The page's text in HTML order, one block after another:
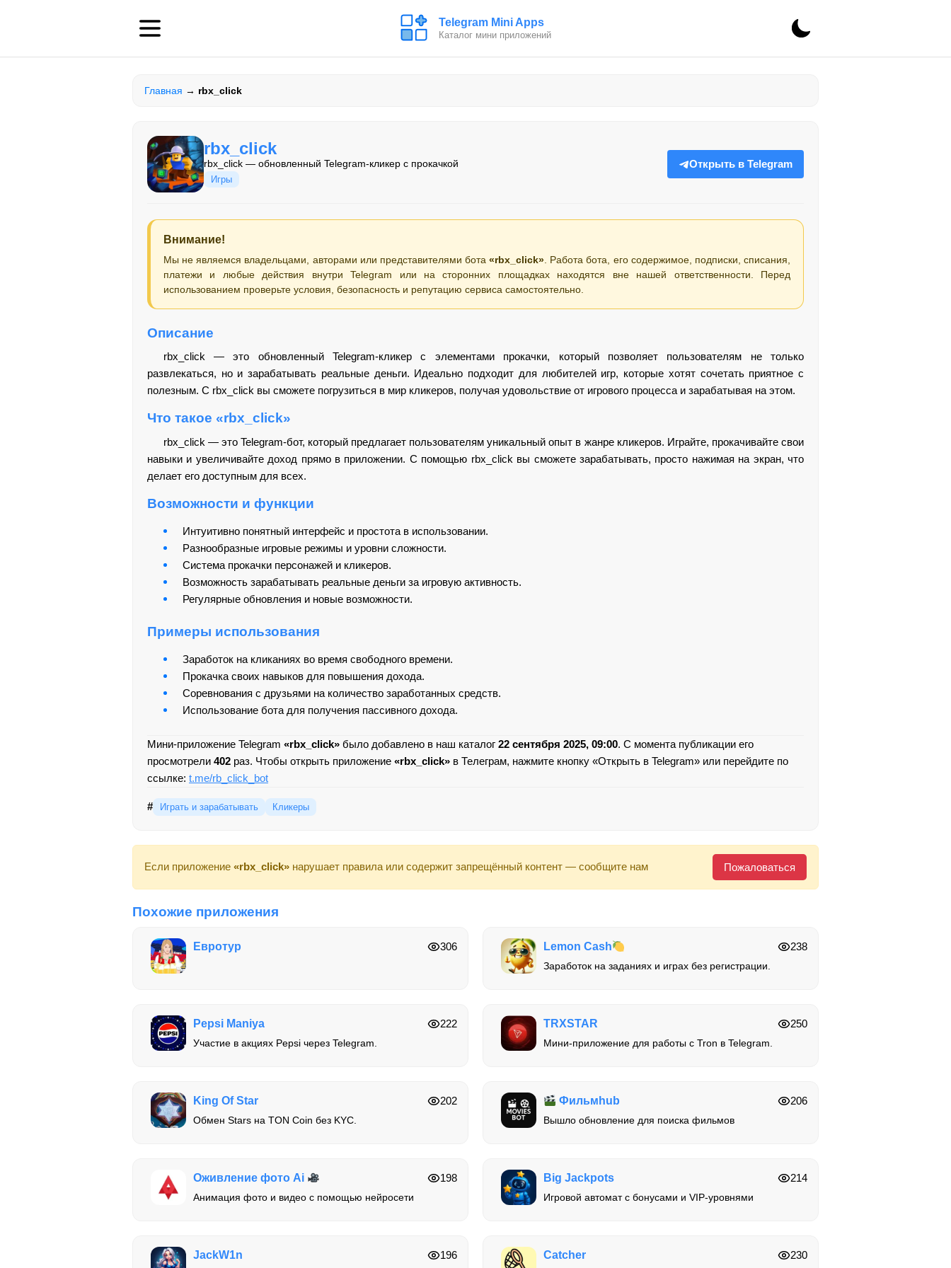
Telegram Mini Apps
Каталог мини приложений
Главная → rbx_click
rbx_click
rbx_click — обновленный Telegram-кликер с прокачкой
Игры
Открыть в Telegram
Внимание!
Мы не являемся владельцами, авторами или представителями бота«rbx_click» . Работа бота, его содержимое, подписки, списания,
платежи и любые действия внутри Telegram или на сторонних площадках находятся вне нашей ответственности. Перед
использованием проверьте условия, безопасность и репутацию сервиса самостоятельно.
Описание
rbx_click — это обновленный Telegram-кликер с элементами прокачки, который позволяет пользователям не только
развлекаться, но и зарабатывать реальные деньги. Идеально подходит для любителей игр, которые хотят сочетать приятное с
полезным. С rbx_click вы сможете погрузиться в мир кликеров, получая удовольствие от игрового процесса и зарабатывая на этом.
Что такое «rbx_click»
rbx_click — это Telegram-бот, который предлагает пользователям уникальный опыт в жанре кликеров. Играйте, прокачивайте свои
навыки и увеличивайте доход прямо в приложении. С помощью rbx_click вы сможете зарабатывать, просто нажимая на экран, что
делает его доступным для всех.
Возможности и функции
Интуитивно понятный интерфейс и простота в использовании.
Разнообразные игровые режимы и уровни сложности.
Система прокачки персонажей и кликеров.
Возможность зарабатывать реальные деньги за игровую активность.
Регулярные обновления и новые возможности.
Примеры использования
Заработок на кликаниях во время свободного времени.
Прокачка своих навыков для повышения дохода.
Соревнования с друзьями на количество заработанных средств.
Использование бота для получения пассивного дохода.
Мини-приложение Telegram «rbx_click» было добавлено в наш каталог 22 сентября 2025, 09:00. С момента публикации его
просмотрели 402 раз. Чтобы открыть приложение «rbx_click» в Телеграм, нажмите кнопку «Открыть в Telegram» или перейдите по
ссылке: t.me/rb_click_bot
# Играть и зарабатывать Кликеры
Если приложение «rbx_click» нарушает правила или содержит запрещённый контент — сообщите нам Пожаловаться
Похожие приложения
Евротур 306 Lemon Cash
Заработок на заданиях и играх без регистрации.
238
Pepsi Maniya
Участие в акциях Pepsi через Telegram.
222 TRXSTAR
Мини-приложение для работы с Tron в Telegram.
250
King Of Star
Обмен Stars на TON Coin без KYC.
202 Фильмhub
Вышло обновление для поиска фильмов
206
Оживление фото Ai
Анимация фото и видео с помощью нейросети
198 Big Jackpots
Игровой автомат с бонусами и VIP-уровнями
214
JackW1n 196 Catcher 230